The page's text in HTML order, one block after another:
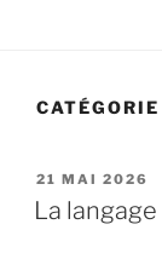
PUBLIÉ
LE
21 MAI 2026
La